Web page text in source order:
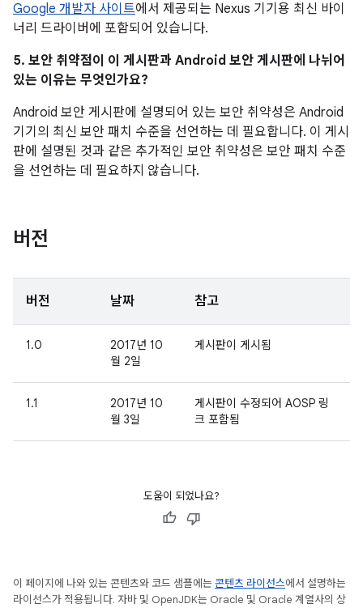
Google 개발자 사이트에서 제공되는 Nexus 기기용 최신 바이
너리 드라이버에 포함되어 있습니다.
5. 보안 취약점이 이 게시판과 Android 보안 게시판에 나뉘어
있는 이유는 무엇인가요?
Android 보안 게시판에 설명되어 있는 보안 취약성은 Android
기기의 최신 보안 패치 수준을 선언하는 데 필요합니다. 이 게시
판에 설명된 것과 같은 추가적인 보안 취약성은 보안 패치 수준
을 선언하는 데 필요하지 않습니다.
버전
버전 날짜 참고
1.0
2017년 10
월 2일
게시판이 게시됨
1.1
2017년 10
월 3일
게시판이 수정되어 AOSP 링
크 포함됨
도움이 되었나요?
이 페이지에 나와 있는 콘텐츠와 코드 샘플에는 콘텐츠 라이선스에서 설명하는
라이선스가 적용됩니다. 자바 및 OpenJDK는 Oracle 및 Oracle 계열사의 상